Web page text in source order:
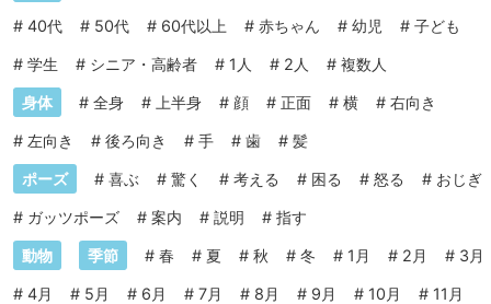
# 40代 # 50代 # 60代以上 # 赤ちゃん # 幼児 # 子ども
# 学生 # シニア・高齢者 # 1人 # 2人 # 複数人
身体 # 全身 # 上半身 # 顔 # 正面 # 横 # 右向き
# 左向き # 後ろ向き # 手 # 歯 # 髪
ポーズ # 喜ぶ # 驚く # 考える # 困る # 怒る # おじぎ
# ガッツポーズ # 案内 # 説明 # 指す
動物 季節 # 春 # 夏 # 秋 # 冬 # 1月 # 2月 # 3月
# 4月 # 5月 # 6月 # 7月 # 8月 # 9月 # 10月 # 11月